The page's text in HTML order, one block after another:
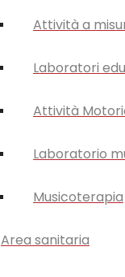
Attività a
Laboratori
Attività
Laboratorio
Musicoterapia
Area sanitaria